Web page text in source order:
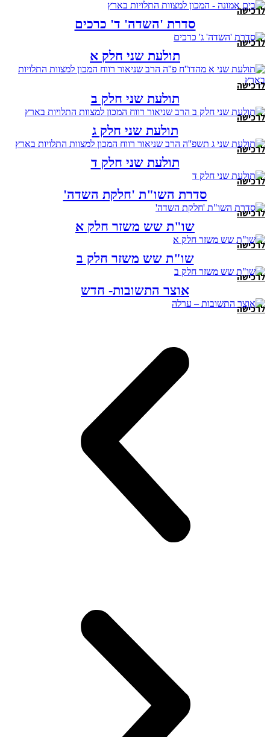
לרכישה
סדרת 'השדה' ד' כרכים
לרכישה
תולעת שני חלק א
לרכישה
תולעת שני חלק ב
לרכישה
תולעת שני חלק ג
לרכישה
תולעת שני חלק ד
לרכישה
סדרת השו"ת 'חלקת השדה'
לרכישה
שו"ת שש משזר חלק א
לרכישה
שו"ת שש משזר חלק ב
לרכישה
אוצר התשובות- חדש
לרכישה